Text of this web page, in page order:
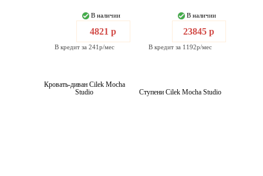
В наличии
4821 р
В кредит за 241р/мес
В наличии
23845 р
В кредит за 1192р/мес
Кровать-диван Cilek Mocha
Studio
Ступени Cilek Mocha Studio